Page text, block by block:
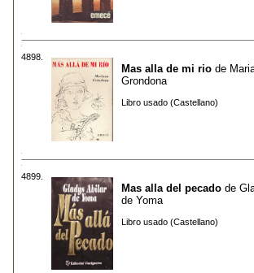
4898.
Mas alla de mi rio de
Grondona
Libro usado (Castellano)
4899.
Mas alla del pecado de
de Yoma
Libro usado (Castellano)